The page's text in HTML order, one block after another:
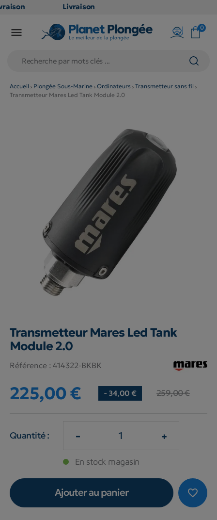
Livraison
en point
79€
(hors
produits
 0
Accueil Plongée Sous-Marine Ordinateurs
Transmetteur sans fil
Transmetteur Mares Led Tank Module 2.0
Transmetteur Mares Led Tank
Module 2.0
Référence : 414322-BKBK
225,00 € - 34,00 € 259,00 €
Quantité : - +
En stock magasin
favorite_border
Ajouter au panier